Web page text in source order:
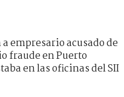
empresario acusado de
fraude en Puerto
en las oficinas del SII